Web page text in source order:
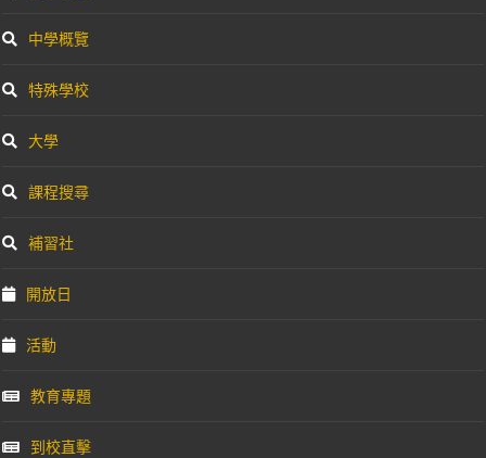
中學概覽
特殊學校
大學
課程搜尋
補習社
開放日
活動
教育專題
到校直擊